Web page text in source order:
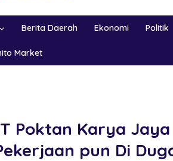
Berita Daerah Ekonomi Politik
Market
Poktan Karya
pun Di